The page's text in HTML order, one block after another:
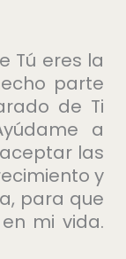
Tú eres la
parte
de Ti
a
las
y
para que
mi vida.